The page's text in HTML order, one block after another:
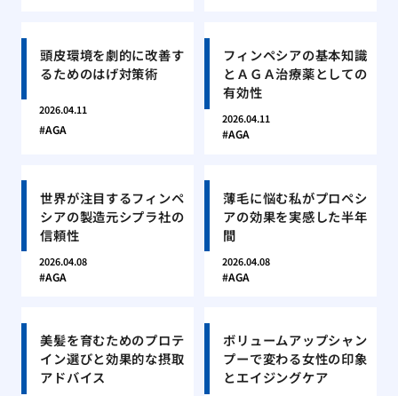
頭皮環境を劇的に改善す
るためのはげ対策術
2026.04.11
AGA
フィンペシアの基本知識
とＡＧＡ治療薬としての
有効性
2026.04.11
AGA
世界が注目するフィンペ
シアの製造元シプラ社の
信頼性
2026.04.08
AGA
薄毛に悩む私がプロペシ
アの効果を実感した半年
間
2026.04.08
AGA
美髪を育むためのプロテ
イン選びと効果的な摂取
アドバイス
ボリュームアップシャン
プーで変わる女性の印象
とエイジングケア